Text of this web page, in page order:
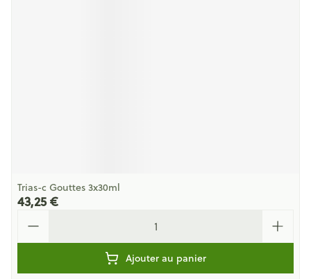
Trias-c Gouttes 3x30ml
43,25 €
Ajouter au panier